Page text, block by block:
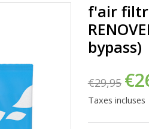
f'air
bypass)
€29,95
Taxes incluses